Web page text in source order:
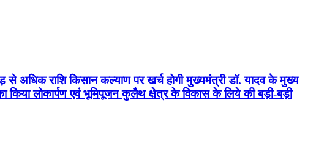
अधिक राशि किसान कल्याण पर खर्च होगी मुख्यमंत्री डॉ. यादव के मुख्य
लोकार्पण एवं भूमिपूजन कुलैथ क्षेत्र के विकास के लिये की बड़ी-बड़ी